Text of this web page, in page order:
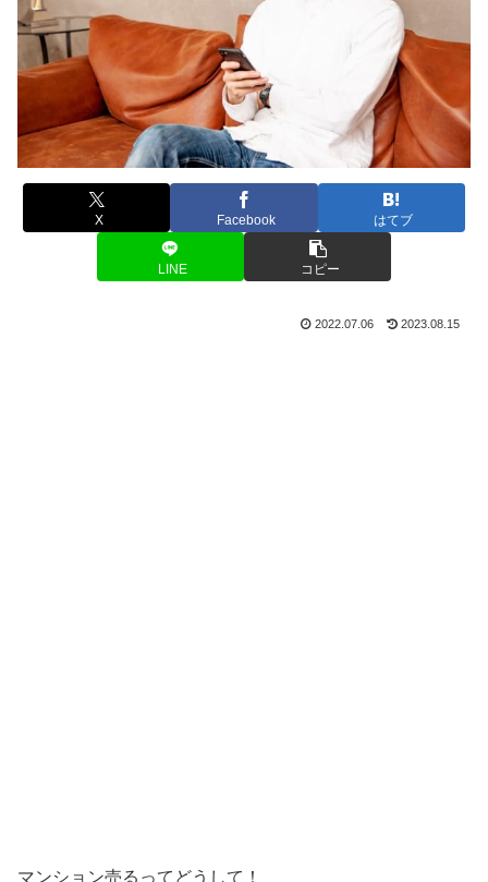
X Facebook はてブ
LINE コピー
2022.07.06 2023.08.15
マンション売るってどうして！